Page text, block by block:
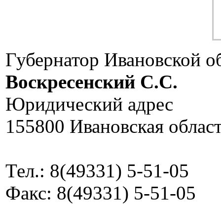
Губернатор Ивановской
Воскресенский C.C.
Юридический адрес
155800 Ивановская
Тел.: 8(49331) 5-51-05
Факс: 8(49331) 5-51-05